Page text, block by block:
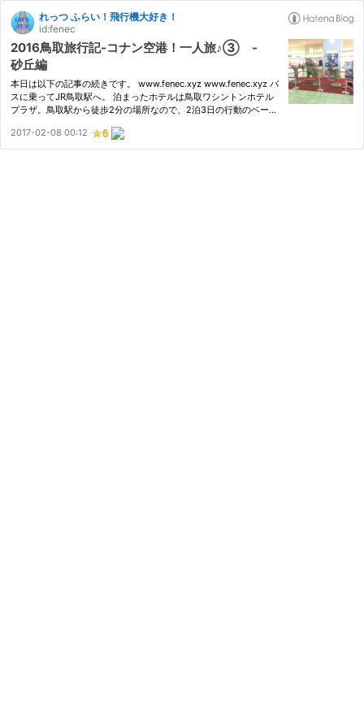
れっつ ふらい！飛行機大好き！
id:fenec
2016鳥取旅行記-コナン空港！一人旅♪③ -
砂丘編
本日は以下の記事の続きです。 www.fenec.xyz www.fenec.xyz バ
スに乗ってJR鳥取駅へ。 泊まったホテルは鳥取ワシントンホテル
プラザ。鳥取駅から徒歩2分の場所なので、2泊3日の行動のベース
2分！ ひとまず大きな荷物をホテルに預けて散策開始です。 ▼JR
鳥…
2017-02-08 00:12